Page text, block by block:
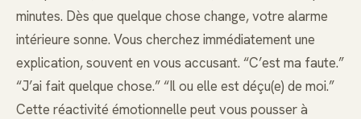
minutes. Dès que quelque chose change, votre alarme
intérieure sonne. Vous cherchez immédiatement une
explication, souvent en vous accusant. “C’est ma faute.”
“J’ai fait quelque chose.” “Il ou elle est déçu(e) de moi.”
Cette réactivité émotionnelle peut vous pousser à